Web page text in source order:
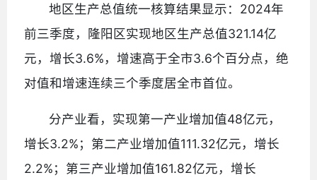
地区生产总值统一核算结果显示：2024年
前三季度，隆阳区实现地区生产总值321.14亿
元，增长3.6%，增速高于全市3.6个百分点，绝
对值和增速连续三个季度居全市首位。
分产业看，实现第一产业增加值48亿元，
增长3.2%；第二产业增加值111.32亿元，增长
2.2%；第三产业增加值161.82亿元，增长